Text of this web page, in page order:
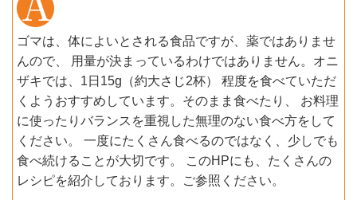
ゴマは、体によいとされる食品ですが、薬ではありませ
んので、 用量が決まっているわけではありません。オニ
ザキでは、1日15g（約大さじ2杯） 程度を食べていただ
くようおすすめしています。そのまま食べたり、 お料理
に使ったりバランスを重視した無理のない食べ方をして
ください。 一度にたくさん食べるのではなく、少しでも
食べ続けることが大切です。 このHPにも、たくさんの
レシピを紹介しております。ご参照ください。